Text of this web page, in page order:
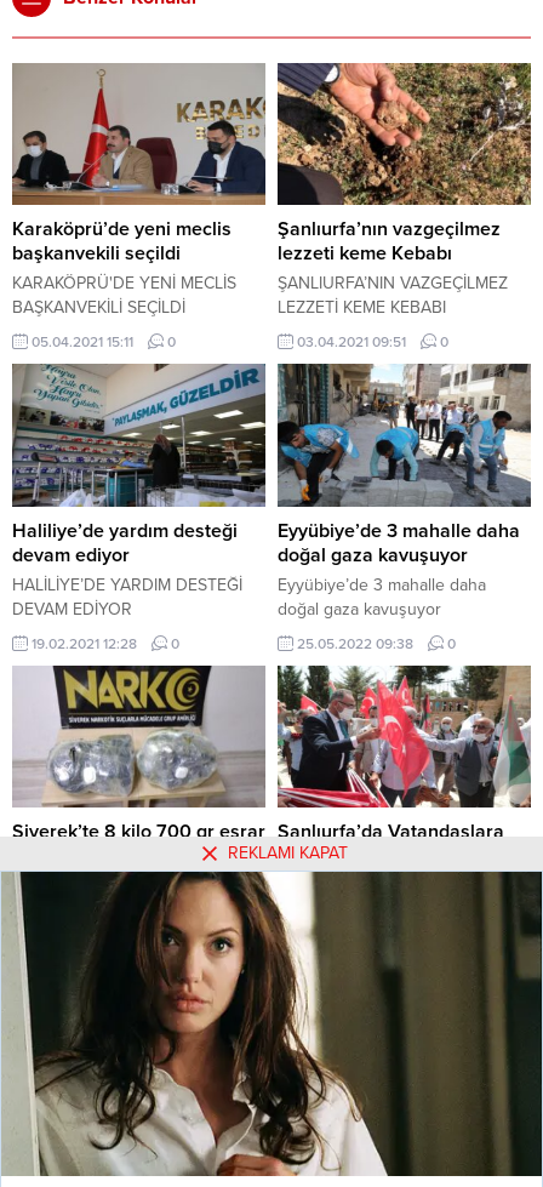
Karaköprü’de yeni meclis
başkanvekili seçildi
KARAKÖPRÜ'DE YENİ MECLİS
BAŞKANVEKİLİ SEÇİLDİ
05.04.2021 15:11 0
Şanlıurfa’nın vazgeçilmez
lezzeti keme Kebabı
ŞANLIURFA’NIN VAZGEÇİLMEZ
LEZZETİ KEME KEBABI
03.04.2021 09:51 0
Haliliye’de yardım desteği
devam ediyor
HALİLİYE’DE YARDIM DESTEĞİ
DEVAM EDİYOR
19.02.2021 12:28 0
Eyyübiye’de 3 mahalle daha
doğal gaza kavuşuyor
Eyyübiye’de 3 mahalle daha
doğal gaza kavuşuyor
25.05.2022 09:38 0
Siverek’te 8 kilo 700 gr esrar
SİVEREK’TE 8 KİLO 700 GR
ESRAR ELE GEÇİRİLDİ
0
Şanlıurfa’da Vatandaşlara
Türk ve Filistin bayrağı
dağıtıldı
VATANDAŞLARA TÜRK VE
FİLİSTİN BAYRAĞI DAĞITILDI
21.05.2021 16:50
Hakkımızda Kullanım Koşulları
Gizlilik Politikası Burçlar
Tüm Yazarlar Künye
REKLAMI KAPAT